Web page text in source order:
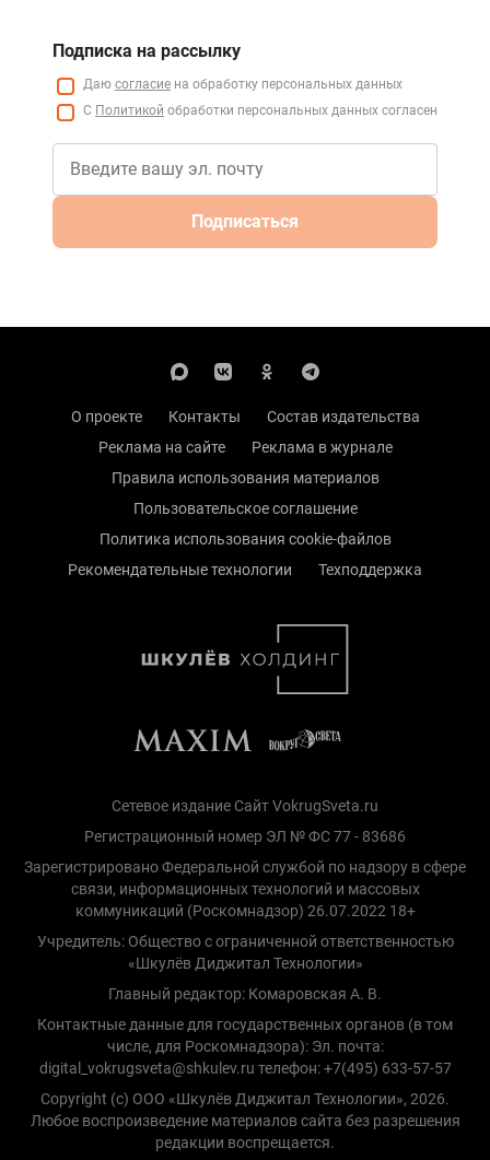
Подписка на рассылку
Даю согласие на обработку персональных данных
С Политикой обработки персональных данных согласен
Подписаться
О проекте Контакты
Состав издательства
Реклама на сайте
Реклама в журнале
Правила использования материалов
Пользовательское соглашение
Политика использования cookie-файлов
Рекомендательные технологии
Техподдержка
Сетевое издание Сайт VokrugSveta.ru
Регистрационный номер ЭЛ № ФС 77 - 83686
Зарегистрировано Федеральной службой по надзору в сфере
связи, информационных технологий и массовых
коммуникаций (Роскомнадзор) 26.07.2022 18+
Учредитель: Общество с ограниченной ответственностью
«Шкулёв Диджитал Технологии»
Главный редактор: Комаровская А. В.
Контактные данные для государственных органов (в том
числе, для Роскомнадзора): Эл. почта:
digital_vokrugsveta@shkulev.ru телефон: +7(495) 633-57-57
Copyright (с) ООО «Шкулёв Диджитал Технологии», 2026.
Любое воспроизведение материалов сайта без разрешения
редакции воспрещается.